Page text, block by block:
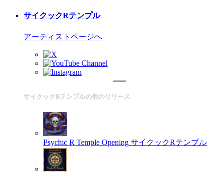
サイクックRテンプル
アーティストページへ
サイクックRテンプルの他のリリース
Psychic R Temple Opening サイクックRテンプル